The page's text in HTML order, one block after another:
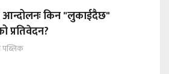
किन "लुकाईदैछ"
प्रतिवेदन?
पब्लिक